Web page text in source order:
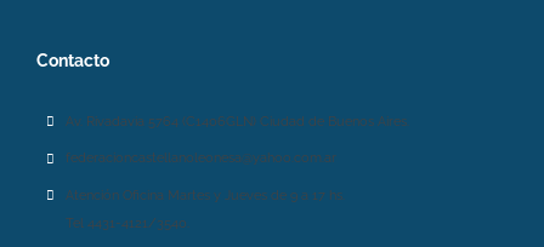
Contacto
Av. Rivadavia 5764 (C1406GLN) Ciudad de Buenos Aires.
federacioncastellanoleonesa@yahoo.com.ar
Atención Oficina Martes y Jueves de 9 a 17 hs.
Tel 4431-4121/3540.